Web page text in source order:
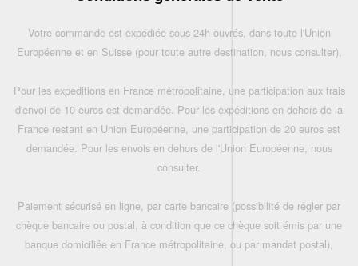
Votre commande est expédiée sous 24h ouvrés, dans toute l'Union
Européenne et en Suisse (pour toute autre destination, nous consulter),
Pour les expéditions en France métropolitaine, une participation aux frais
d'envoi de 10 euros est demandée. Pour les expéditions en dehors de la
France restant en Union Européenne, une participation de 20 euros est
demandée. Pour les envois en dehors de l'Union Européenne, nous
consulter.
Paiement sécurisé en ligne, par carte bancaire (possibilité de régler par
chèque bancaire ou postal, à condition que ce chèque soit émis par une
banque domiciliée en France métropolitaine, ou par mandat postal),